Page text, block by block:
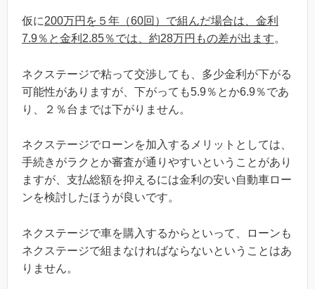
仮に200万円を５年（60回）で組んだ場合は、金利
7.9％と金利2.85％では、約28万円もの差が出ます。
ネクステージで粘って交渉しても、多少金利が下がる
可能性がありますが、下がっても5.9％とか6.9％であ
り、２％台までは下がりません。
ネクステージでローンを加入するメリットとしては、
手続きがラクとか審査が通りやすいということがあり
ますが、支払総額を抑えるには金利の安い自動車ロー
ンを検討したほうが良いです。
ネクステージで車を購入するからといって、ローンも
ネクステージで組まなければならないということはあ
りません。